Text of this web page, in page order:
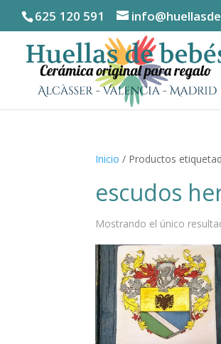
625 120 591
Inicio / Productos
escudos
Mostrando el único